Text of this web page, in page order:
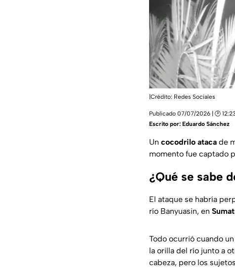
|Crédito: Redes Sociales
Publicado 07/07/2026 | 🕑
Escrito por: Eduardo Sánchez
Un cocodrilo ataca de
momento fue captado
¿Qué se sabe
El ataque se habría
río Banyuasin, en
Todo ocurrió cuando
la orilla del río junto a
cabeza, pero los